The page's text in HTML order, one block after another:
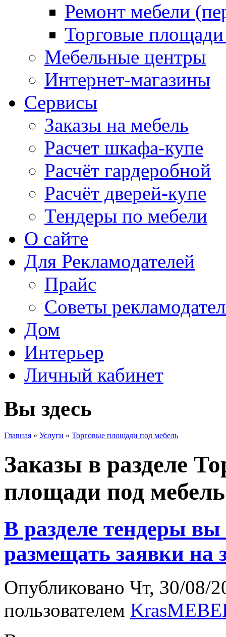
Ремонт мебели
Торговые
Мебельные центры
Интернет-магазины
Сервисы
Заказы на мебель
Расчет шкафа-купе
Расчёт гардеробной
Расчёт дверей-купе
Тендеры по мебели
О сайте
Для Рекламодателей
Прайс
Советы
Дом
Интерьер
Личный кабинет
Вы здесь
Главная » Услуги » Торговые площади под мебель
Заказы в разделе
площади под мебель
В разделе тендеры вы
размещать заявки на
Опубликовано Чт, 30/08/
пользователем